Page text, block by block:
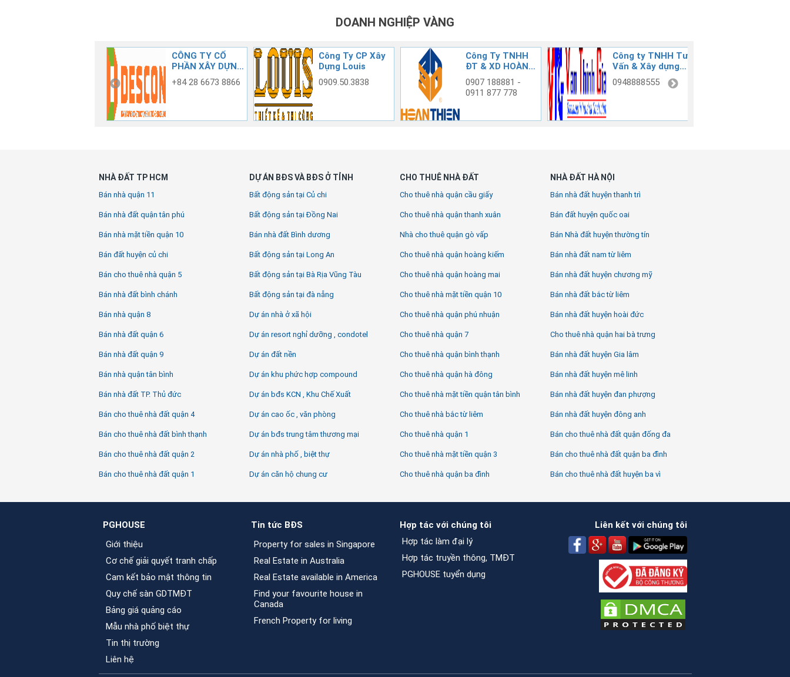
DOANH NGHIỆP VÀNG
CÔNG TY CỔ
PHẦN XÂY DỰNG
CÔNG NGHIỆP
+84 28 6673 8866
Công Ty CP Xây
Dựng Louis
0909.50.3838
Công Ty TNHH
ĐT & XD HOÀN
THIỆN
0907 188881 -
0911 877 778
Công ty TNHH Tư
Vấn & Xây dựng
Vạn Thịnh Gia
0948888555
NHÀ ĐẤT TP HCM
Bán nhà quận 11
Bán nhà đất quận tân phú
Bán nhà mặt tiền quận 10
Bán đất huyện củ chi
Bán cho thuê nhà quận 5
Bán nhà đất bình chánh
Bán nhà quận 8
Bán nhà đất quận 6
Bán nhà đất quận 9
Bán nhà quận tân bình
Bán nhà đất TP. Thủ đức
Bán cho thuê nhà đất quận 4
Bán cho thuê nhà đất bình thạnh
Bán cho thuê nhà đất quận 2
Bán cho thuê nhà đất quận 1
DỰ ÁN BĐS VÀ BĐS Ở TỈNH
Bất động sản tại Củ chi
Bất động sản tại Đồng Nai
Bán nhà đất Bình dương
Bất động sản tại Long An
Bất động sản tại Bà Rịa Vũng Tàu
Bất động sản tại đà nẵng
Dự án nhà ở xã hội
Dự án resort nghỉ dưỡng , condotel
Dự án đất nền
Dự án khu phức hợp compound
Dự án bđs KCN , Khu Chế Xuất
Dự án cao ốc , văn phòng
Dự án bđs trung tâm thương mại
Dự án nhà phố , biệt thự
Dự án căn hộ chung cư
CHO THUÊ NHÀ ĐẤT
Cho thuê nhà quận cầu giấy
Cho thuê nhà quận thanh xuân
Nhà cho thuê quận gò vấp
Cho thuê nhà quận hoàng kiếm
Cho thuê nhà quận hoàng mai
Cho thuê nhà mặt tiền quận 10
Cho thuê nhà quận phú nhuận
Cho thuê nhà quận 7
Cho thuê nhà quận bình thạnh
Cho thuê nhà quận hà đông
Cho thuê nhà mặt tiền quận tân bình
Cho thuê nhà bắc từ liêm
Cho thuê nhà quận 1
Cho thuê nhà mặt tiền quận 3
Cho thuê nhà quận ba đình
NHÀ ĐẤT HÀ NỘI
Bán nhà đất huyện thanh trì
Bán đất huyện quốc oai
Bán Nhà đất huyện thường tín
Bán nhà đất nam từ liêm
Bán nhà đất huyện chương mỹ
Bán nhà đất bắc từ liêm
Bán nhà đất huyện hoài đức
Cho thuê nhà quận hai bà trưng
Bán nhà đất huyện Gia lâm
Bán nhà đất huyện mê linh
Bán nhà đất huyện đan phượng
Bán nhà đất huyện đông anh
Bán cho thuê nhà đất quận đống đa
Bán cho thuê nhà đất quận ba đình
Bán cho thuê nhà đất huyện ba vì
PGHOUSE
Giới thiệu
Cơ chế giải quyết tranh chấp
Cam kết bảo mật thông tin
Quy chế sàn GDTMĐT
Bảng giá quảng cáo
Mẫu nhà phố biệt thự
Tin thị trường
Liên hệ
Tin tức BĐS
Property for sales in Singapore
Real Estate in Australia
Real Estate available in America
Find your favourite house in
Canada
French Property for living
Hợp tác với chúng tôi
Hợp tác làm đại lý
Hợp tác truyền thông, TMĐT
PGHOUSE tuyển dụng
Liên kết với chúng tôi